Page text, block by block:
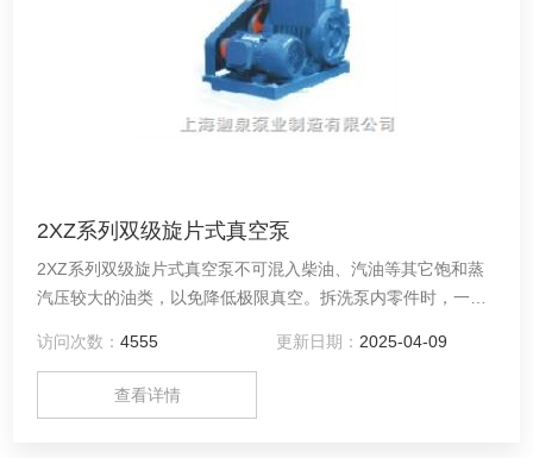
2XZ系列双级旋片式真空泵
2XZ系列双级旋片式真空泵不可混入柴油、汽油等其它饱和蒸
汽压较大的油类，以免降低极限真空。拆洗泵内零件时，一般
洗时，可用汽油等擦洗，干燥后方可装配，切忌用汽油浸泡。
访问次数：4555 更新日期： 2025-04-09
查看详情